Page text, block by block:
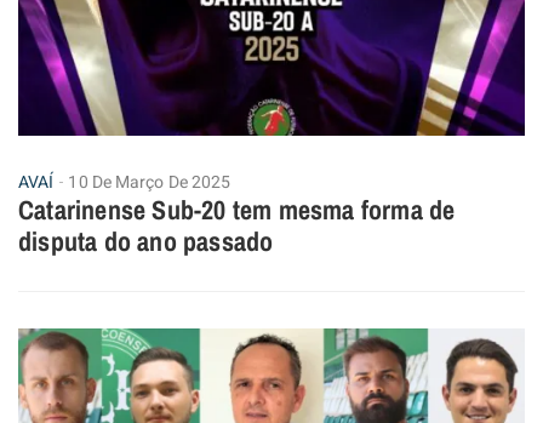
AVAÍ 10 De Março De 2025
Catarinense Sub-20 tem mesma forma de
disputa do ano passado